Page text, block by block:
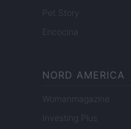
Pet Story
Encocina
NORD AMERICA
Womanmagazine
Investing Plus